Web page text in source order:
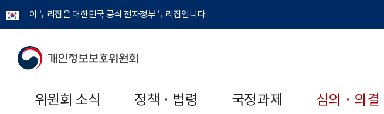
이 누리집은 대한민국 공식 전자정부 누리집입니다.
개
위원회 소식 정책 · 법령 국정과제 심의 · 의결